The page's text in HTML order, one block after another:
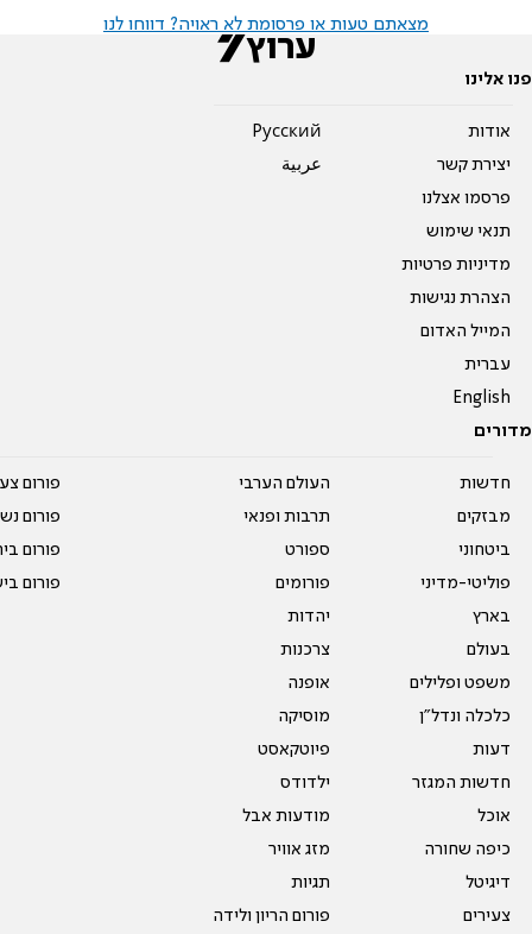
מצאתם טעות או פרסומת לא ראויה? דווחו לנו
פנו אלינו
אודות
יצירת קשר
פרסמו אצלנו
תנאי שימוש
מדיניות פרטיות
הצהרת נגישות
המייל האדום
עברית
English
Pусский
عربية
מדורים
חדשות
מבזקים
ביטחוני
פוליטי-מדיני
בארץ
בעולם
משפט ופלילים
כלכלה ונדל"ן
דעות
חדשות המגזר
אוכל
כיפה שחורה
דיגיטל
צעירים
העולם הערבי
תרבות ופנאי
ספורט
פורומים
יהדות
צרכנות
אופנה
מוסיקה
פיוטקאסט
ילדודס
מודעות אבל
מזג אוויר
תגיות
פורום הריון ולידה
פורום
פורום
פורום
פורום